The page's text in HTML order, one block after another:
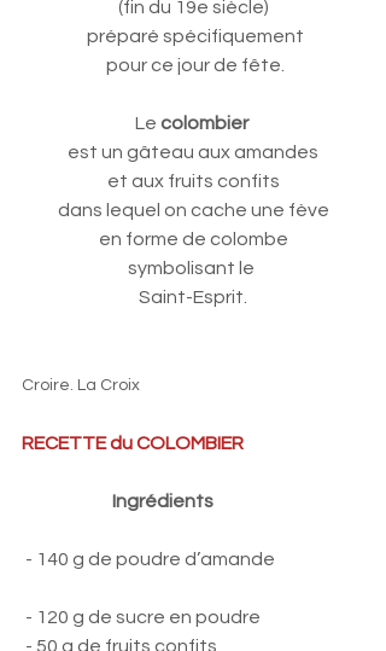
(fin du 19e siècle)
préparé spécifiquement
pour ce jour de fête.
Le colombier
est un gâteau aux amandes
et aux fruits confits
dans lequel on cache une fève
en forme de colombe
symbolisant le
Saint-Esprit.
Croire. La Croix
RECETTE du COLOMBIER
Ingrédients
- 120 g de sucre en poudre
- 50 g de fruits confits